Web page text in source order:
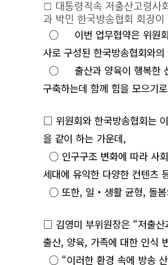
□ 대통령직속 저출산고령
과 박민 한국방송협회 회장
○
이번 업무협약은 위원
사로 구성된 한국방송협회와
○
출산과 양육이 행복한
구축하는데 함께 힘을 모으기
□ 위원회와 한국방송협회는
을 같이 하는 가운데,
○ 인구구조 변화에 따라 사
세대에 유익한 다양한 컨텐츠
○ 또한, 일‧생활 균형, 돌봄
□ 김영미 부위원장은 “저출산
출산, 양육, 가족에 대한 인식
○ “이러한 환경 속에 방송